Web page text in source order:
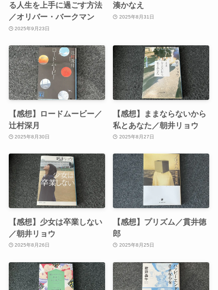
る人生を上手に過ごす方法
／オリバー・バークマン
2025年9月23日
湊かなえ
2025年8月31日
【感想】ロードムービー／
辻村深月
2025年8月30日
【感想】ままならないから
私とあなた／朝井リョウ
2025年8月27日
【感想】少女は卒業しない
／朝井リョウ
2025年8月26日
【感想】プリズム／貫井徳
郎
2025年8月25日